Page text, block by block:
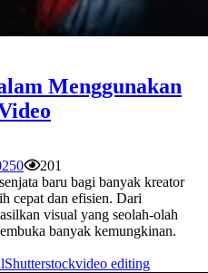
Menggunakan
0
201
baru bagi banyak kreator
cepat dan efisien. Dari
visual yang seolah-olah
banyak kemungkinan.
Shutterstockvideo editing